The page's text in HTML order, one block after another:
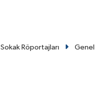
Sokak Röportajları
Genel